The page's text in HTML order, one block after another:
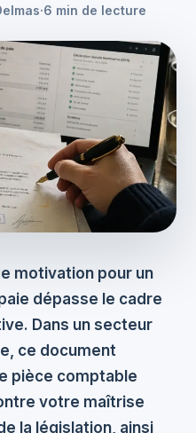
·6 min de lecture
motivation pour un
dépasse le cadre
Dans un secteur
ce document
pièce comptable
votre maîtrise
la législation, ainsi